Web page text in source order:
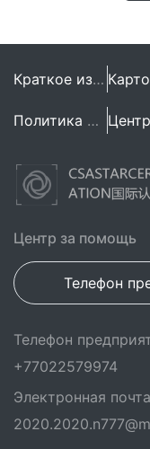
Краткое изложение предприятия
Политика конфиденциальности
Центр за помощь
Телефон
Телефон
+77022579974
Электронная